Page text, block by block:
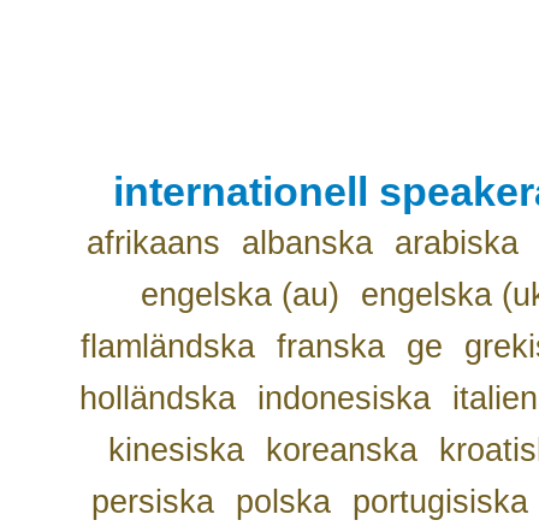
internationell
afrikaans albanska
arabiska
engelska (au)
engelska
flamländska franska ge
holländska
indonesiska
kinesiska
koreanska
persiska
polska
portugisiska